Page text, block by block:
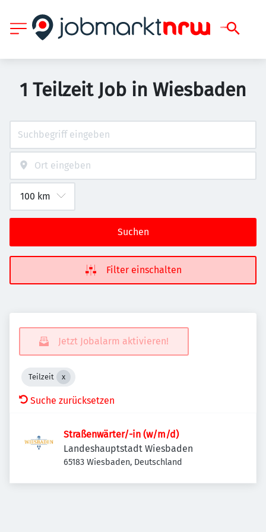
1 Teilzeit Job in Wiesbaden
Suchen
Filter einschalten
Jetzt Jobalarm aktivieren!
Teilzeit
Suche zurücksetzen
Straßenwärter/-in (w/m/d)
Landeshauptstadt Wiesbaden
65183 Wiesbaden, Deutschland